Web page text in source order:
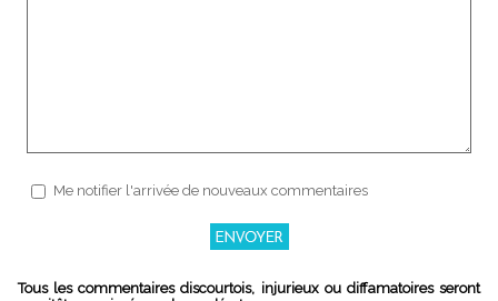
Me notifier l'arrivée de nouveaux commentaires
Tous les commentaires discourtois, injurieux ou diffamatoires seront